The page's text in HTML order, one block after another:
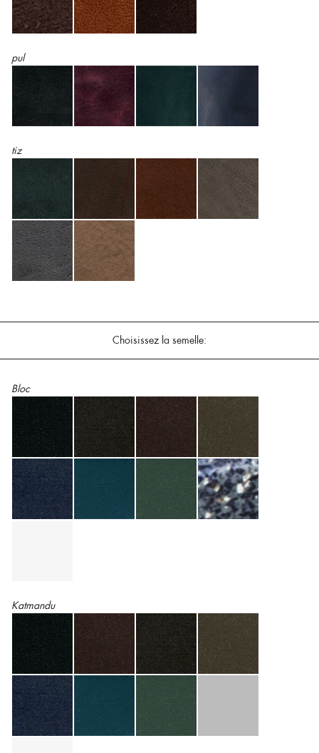
pul
tiz
Choisissez la semelle:
Bloc
Katmandu